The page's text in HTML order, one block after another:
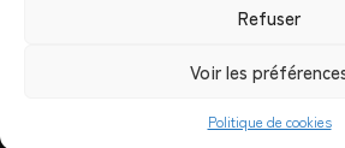
Refuser
Voir les
Politique de cookies
GHIBLISHOP.FR 2026© – BOUTIQUE